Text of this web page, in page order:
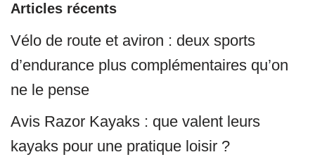
Articles récents
Vélo de route et aviron : deux sports
d’endurance plus complémentaires qu’on
ne le pense
Avis Razor Kayaks : que valent leurs
kayaks pour une pratique loisir ?